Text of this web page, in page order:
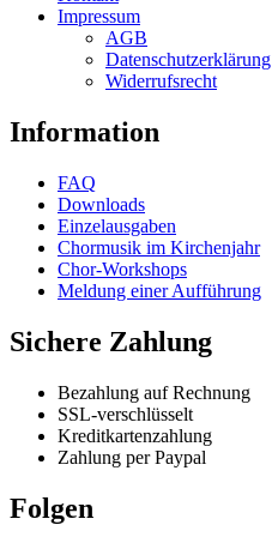
may
be
chosen
on
product
Impressum
AGB
Datenschutzerklärung
Widerrufsrecht
Information
FAQ
Downloads
Einzelausgaben
Chormusik im Kirchenjahr
Chor-Workshops
Meldung einer Aufführung
Sichere Zahlung
Bezahlung auf Rechnung
SSL-verschlüsselt
Kreditkartenzahlung
Zahlung per Paypal
Folgen